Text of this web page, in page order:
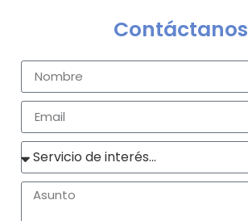
Contáctanos